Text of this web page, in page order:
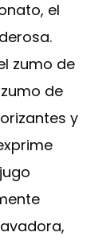
el
zumo de
de
y